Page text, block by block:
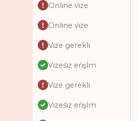
Onli̇ne vi̇ze
Onli̇ne vi̇ze
Vi̇ze gerekli̇
Vi̇zesi̇z eri̇şİm
Vi̇ze gerekli̇
Vi̇zesi̇z eri̇şİm